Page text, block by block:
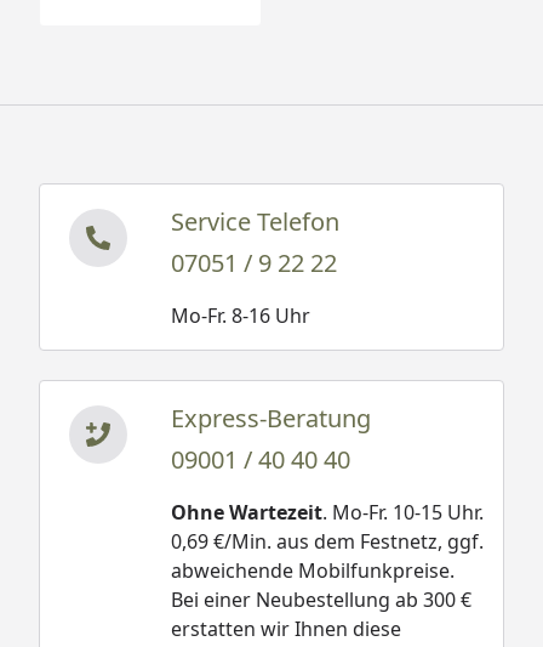
Service Telefon
07051 / 9 22 22
Mo-Fr. 8-16 Uhr
Express-Beratung
09001 / 40 40 40
Ohne Wartezeit. Mo-Fr. 10-15 Uhr.
0,69 €/Min. aus dem Festnetz, ggf.
abweichende Mobilfunkpreise.
Bei einer Neubestellung ab 300 €
erstatten wir Ihnen diese